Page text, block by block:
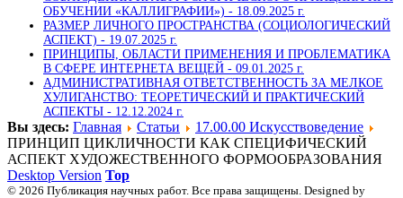
ОБУЧЕНИИ «КАЛЛИГРАФИИ») - 18.09.2025 г.
РАЗМЕР ЛИЧНОГО ПРОСТРАНСТВА (СОЦИОЛОГИЧЕСКИЙ
АСПЕКТ) - 19.07.2025 г.
ПРИНЦИПЫ, ОБЛАСТИ ПРИМЕНЕНИЯ И ПРОБЛЕМАТИКА
В СФЕРЕ ИНТЕРНЕТА ВЕЩЕЙ - 09.01.2025 г.
АДМИНИСТРАТИВНАЯ ОТВЕТСТВЕННОСТЬ ЗА МЕЛКОЕ
ХУЛИГАНСТВО: ТЕОРЕТИЧЕСКИЙ И ПРАКТИЧЕСКИЙ
АСПЕКТЫ - 12.12.2024 г.
Вы здесь: Главная Статьи
17.00.00 Искусствоведение
ПРИНЦИП ЦИКЛИЧНОСТИ КАК СПЕЦИФИЧЕСКИЙ
АСПЕКТ ХУДОЖЕСТВЕННОГО ФОРМООБРАЗОВАНИЯ
Desktop Version Top
© 2026 Публикация научных работ. Все права защищены. Designed by